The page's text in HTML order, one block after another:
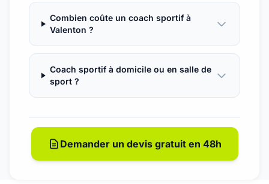
Combien coûte un coach sportif à
Valenton ?
Coach sportif à domicile ou en salle de
sport ?
Demander un devis gratuit en 48h